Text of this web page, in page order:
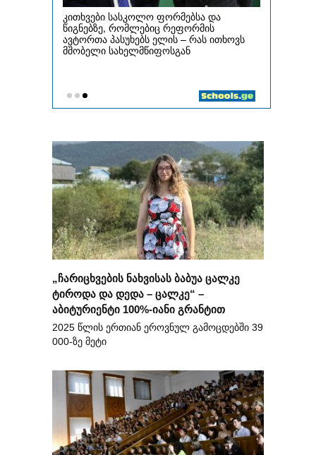
„ჩარიცხვების ნახვისას ბაბუა ცალკე
ტიროდა და დედა – ცალკე“ –
აბიტურიენტი 100%-იანი გრანტით
2025 წლის ერთიან ეროვნულ გამოცდებში 39
000-ზე მეტი